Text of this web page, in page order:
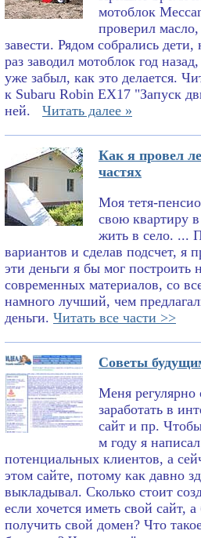
мотоблок
проверил
завести. Рядом собрались
раз заводил мотоблок год
уже забыл, как это делается.
к Subaru Robin EX17 "Запуск
ней.
Читать далее »
Как я провел
частях
Моя тетя-
свою квартиру
жить в село. ...
вариантов и сделав подсчет, я
эти деньги я бы мог построить
современных материалов, со
намного лучший, чем
деньги. Читать все части >>
Советы
Меня
заработать в
сайт и пр.
м году я
потенциальных клиентов, а
этом сайте, потому как давно
выкладывал. Сколько стоит
если хочется иметь свой сайт,
получить свой домен? Что